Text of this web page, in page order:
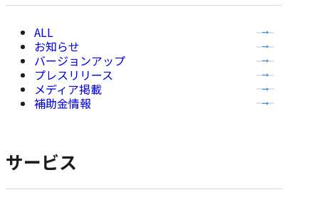
ゲ
て
の
記
事
示
お知らせ
バージョンアップ
プレスリリース
メディア掲載
補助金情報
サービス